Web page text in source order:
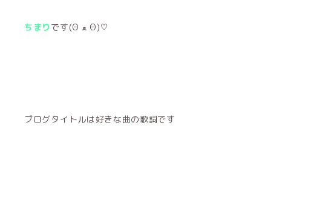
ちまり です(Θ ﻌ Θ)♡
ブログタイトルは好きな曲の歌詞です